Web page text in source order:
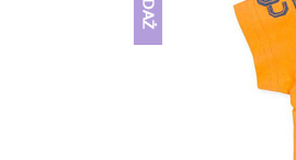
Nowości,
promocje: